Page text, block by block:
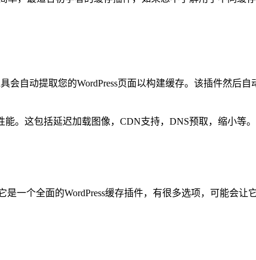
动提取您的WordPress页面以构建缓存。该插件然后自
。这包括延迟加载图像，CDN支持，DNS预取，缩小等。
一个全面的WordPress缓存插件，有很多选项，可能会让